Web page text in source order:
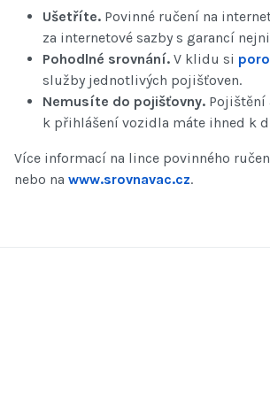
Ušetříte. Povinné ručení na
za internetové sazby s garancí
Pohodlné srovnání. V klidu si
služby jednotlivých pojišťoven.
Nemusíte do pojišťovny. Pojištění
k přihlášení vozidla máte ihned k
Více informací na lince povinného
nebo na www.srovnavac.cz.